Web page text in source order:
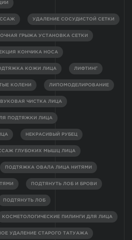
УДАЛЕНИЕ СОСУДИСТОЙ СЕТКИ
ГРЫЖА УСТАНОВКА СЕТКИ
КОНЧИКА НОСА
КОЖИ ЛИЦА ЛИФТИНГ
КОЛЕНИ ЛИПОМОДЕЛИРОВАНИЕ
ЧИСТКА ЛИЦА
ПОДТЯЖКИ ЛИЦА
НЕКРАСИВЫЙ РУБЕЦ
ГЛУБОКИХ МЫШЦ ЛИЦА
ПОДТЯЖКА ОВАЛА ЛИЦА НИТЯМИ
ПОДТЯНУТЬ ЛОБ И БРОВИ
ПОДТЯНУТЬ ЛОБ
КОСМЕТОЛОГИЧЕСКИЕ ПИЛИНГИ ДЛЯ ЛИЦА
УДАЛЕНИЕ СТАРОГО ТАТУАЖА